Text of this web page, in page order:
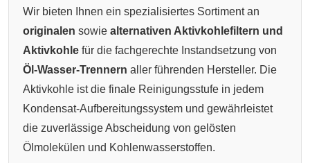
Wir bieten Ihnen ein spezialisiertes Sortiment an
originalen sowie alternativen Aktivkohlefiltern und
Aktivkohle für die fachgerechte Instandsetzung von
Öl-Wasser-Trennern aller führenden Hersteller. Die
Aktivkohle ist die finale Reinigungsstufe in jedem
Kondensat-Aufbereitungssystem und gewährleistet
die zuverlässige Abscheidung von gelösten
Ölmolekülen und Kohlenwasserstoffen.